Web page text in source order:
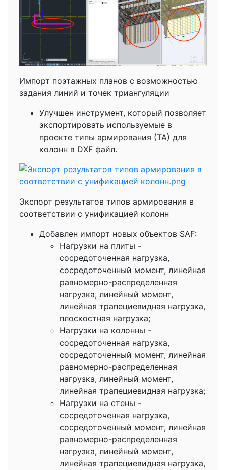
Импорт поэтажных планов с возможностью
задания линий и точек триангуляции
Улучшен инструмент, который позволяет
экспортировать используемые в
проекте типы армирования (ТА) для
колонн в DXF файл.
Экспорт результатов типов армирования в
соответствии с унификацией колонн
Добавлен импорт новых объектов SAF:
Нагрузки на плиты -
сосредоточенная нагрузка,
сосредоточенный момент, линейная
равномерно-распределенная
нагрузка, линейный момент,
линейная трапециевидная нагрузка,
плоскостная нагрузка;
Нагрузки на колонны -
сосредоточенная нагрузка,
сосредоточенный момент, линейная
равномерно-распределенная
нагрузка, линейный момент,
линейная трапециевидная нагрузка;
Нагрузки на стены -
сосредоточенная нагрузка,
сосредоточенный момент, линейная
равномерно-распределенная
нагрузка, линейный момент,
линейная трапециевидная нагрузка,